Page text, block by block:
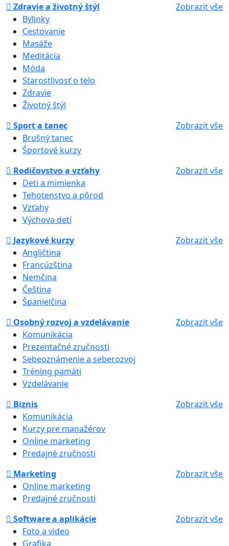
Zdravie a životný štýl
Zobrazit vše
Bylinky
Cestovanie
Masáže
Meditácia
Móda
Starostlivosť o telo
Zdravie
Životný štýl
Sport a tanec
Zobrazit vše
Brušný tanec
Športové kurzy
Rodičovstvo a vzťahy
Zobrazit vše
Deti a mimienka
Tehotenstvo a pôrod
Vzťahy
Výchova detí
Jazykové kurzy
Zobrazit vše
Angličtina
Francúzština
Nemčina
Čeština
Španielčina
Osobný rozvoj a vzdelávanie
Zobrazit vše
Komunikácia
Prezentačné zručnosti
Sebeoznámenie a seberozvoj
Tréning pamäti
Vzdelávanie
Biznis
Zobrazit vše
Komunikácia
Kurzy pre manažérov
Online marketing
Predajné zručnosti
Marketing
Zobrazit vše
Online marketing
Predajné zručnosti
Software a aplikácie
Zobrazit vše
Foto a video
Grafika